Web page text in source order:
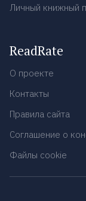
Личный книжный
ReadRate
О проекте
Контакты
Правила сайта
Соглашение о
Файлы cookie